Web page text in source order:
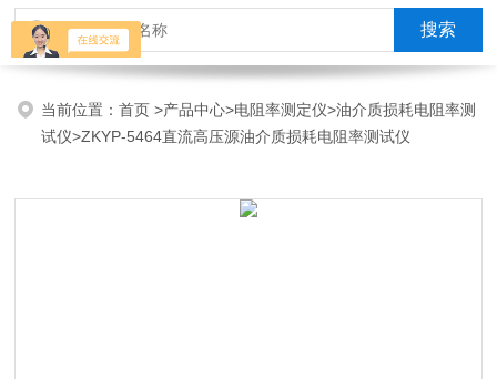
炭块热膨胀仪，炭块透气率仪，炭块二氧化碳反应测定仪
当前位置：首页>产品中心>电阻率测定仪>油介质损耗电阻率测
试仪>ZKYP-5464直流高压源油介质损耗电阻率测试仪